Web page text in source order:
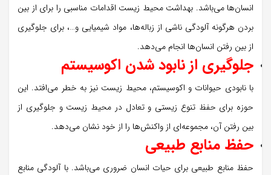
انسان‌ها می‌باشد. بهداشت محیط زیست اقدامات مناسبی را برای از بین
بردن هرگونه آلودگی ناشی از زباله‌ها، مواد شیمیایی و…، برای جلوگیری
از بین رفتن انسان‌ها انجام می‌دهد.
جلوگیری از نابود شدن اکوسیستم
با نابودی حیوانات و اکوسیستم، محیط زیست نیز به خطر می‌افتد. این
حوزه برای حفظ تنوع زیستی و تعادل در محیط زیست و جلوگیری از
بین رفتن آن، مجموعه‌ای از واکنش‌ها را از خود نشان می‌دهد.
حفظ منابع طبیعی
حفظ منابع طبیعی برای حیات انسان ضروری می‌باشد. با آلودگی منابع